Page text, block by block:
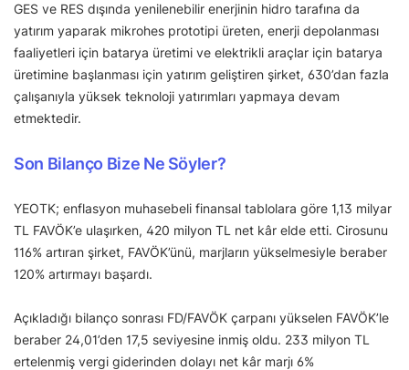
GES ve RES dışında yenilenebilir enerjinin hidro tarafına da
yatırım yaparak mikrohes prototipi üreten, enerji depolanması
faaliyetleri için batarya üretimi ve elektrikli araçlar için batarya
üretimine başlanması için yatırım geliştiren şirket, 630’dan fazla
çalışanıyla yüksek teknoloji yatırımları yapmaya devam
etmektedir.
Son Bilanço Bize Ne Söyler?
YEOTK; enflasyon muhasebeli finansal tablolara göre 1,13 milyar
TL FAVÖK’e ulaşırken, 420 milyon TL net kâr elde etti. Cirosunu
116% artıran şirket, FAVÖK’ünü, marjların yükselmesiyle beraber
120% artırmayı başardı.
Açıkladığı bilanço sonrası FD/FAVÖK çarpanı yükselen FAVÖK’le
beraber 24,01’den 17,5 seviyesine inmiş oldu. 233 milyon TL
ertelenmiş vergi giderinden dolayı net kâr marjı 6%